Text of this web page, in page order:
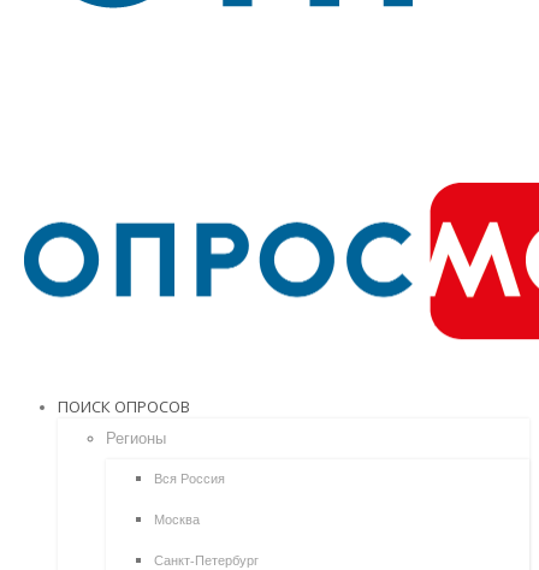
ПОИСК ОПРОСОВ
Регионы
Вся Россия
Москва
Санкт-Петербург